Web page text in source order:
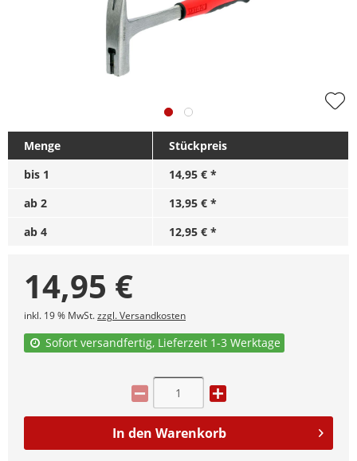
Menge
Stückpreis
bis 1
14,95 € *
ab 2
13,95 € *
ab 4 12,95 € *
14,95 €
inkl. 19 % MwSt.zzgl. Versandkosten
Sofort versandfertig, Lieferzeit 1-3 Werktage
In den Warenkorb